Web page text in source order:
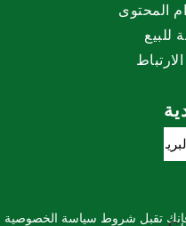
المحتوى
للبيع
تقبل شروط سياسة الخصوصية